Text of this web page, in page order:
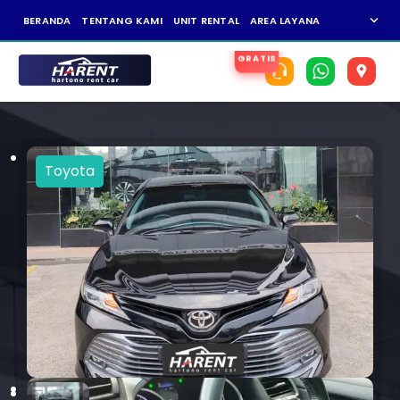
BERANDA TENTANG KAMI UNIT RENTAL AREA LAYANAN expand_more
Toyota